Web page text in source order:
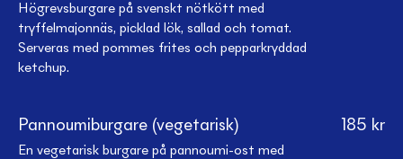
Högrevsburgare på svenskt nötkött med
tryffelmajonnäs, picklad lök, sallad och tomat.
Serveras med pommes frites och pepparkryddad
ketchup.
Pannoumiburgare (vegetarisk) 185 kr
En vegetarisk burgare på pannoumi-ost med